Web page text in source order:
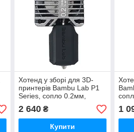
Хотенд у зборі для 3D-
принтерів Bambu Lab P1
Series, сопло 0.2мм,
(оригінал, FAH004-P)
2 640₴
Купити
N-1)
1